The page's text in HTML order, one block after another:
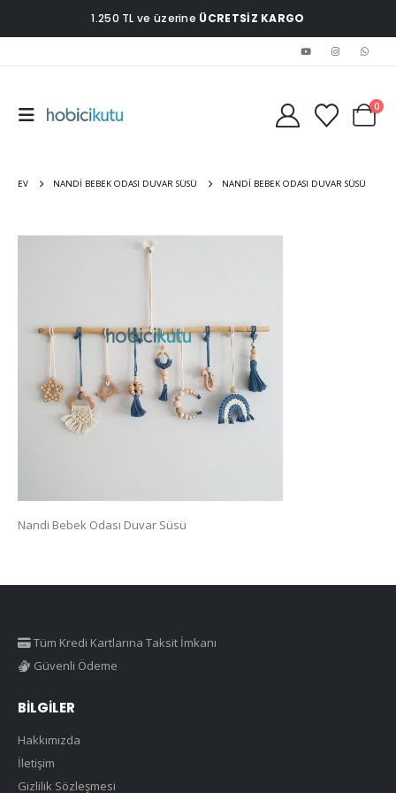
1.250 TL ve üzerine ÜCRETSİZ KARGO
0
EV NANDI BEBEK ODASI DUVAR SÜSÜ NANDI BEBEK ODASI DUVAR SÜSÜ
Nandi Bebek Odası Duvar Süsü
Tüm Kredi Kartlarına Taksit İmkanı
Güvenli Ödeme
BILGILER
Hakkımızda
İletişim
Gizlilik Sözleşmesi